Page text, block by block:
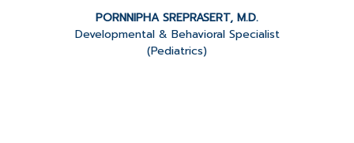
PORNNIPHA SREPRASERT, M.D.
Developmental & Behavioral Specialist
(Pediatrics)